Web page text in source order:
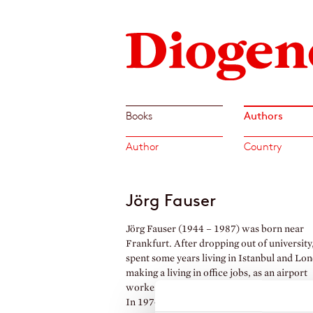
Books Authors
Author Country
Jörg Fauser
Jörg Fauser (1944 – 1987) was born near
Frankfurt. After dropping out of
spent some years living in Istanbul and
making a living in office jobs, as an airport
worker and night watchman, among other
In 1974, he switched to writing. His novels,